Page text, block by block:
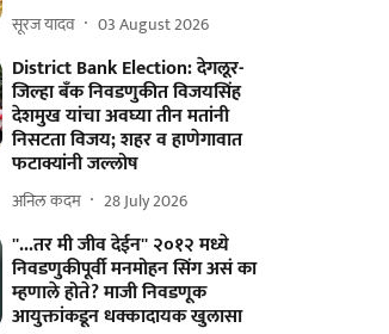
सूरज यादव 03 August 2026
District Bank Election: देगलूर-
जिल्हा बँक निवडणुकीत विजयसिंह
देशमुख यांचा अवघ्या तीन मतांनी
निसटता विजय; शहर व हाणेगावात
फटाक्यांनी जल्लोष
अनिल कदम 28 July 2026
''...तर मी जीव देईन'' २०१२ मध्ये
निवडणुकीपूर्वी मनमोहन सिंग असं का
म्हणाले होते? माजी निवडणूक
आयुक्तांकडून धक्कादायक खुलासा